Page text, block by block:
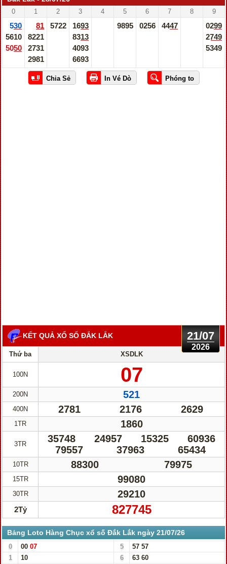
0 1 2 3 4 5 6 7 8 9
530
5610
5050
81
8221
2731
2981
5722
1693
8313
4093
6693
9895 0256 4447
0299
2749
5349
KẾT QUẢ XỔ SỐ ĐẮK LẮK 21/07
2026
Thứ ba XSDLK
100N 07
200N 521
400N 2781 2176 2629
1TR 1860
3TR 35748 24957 15325
60936
79557
37963 65434
10TR 88300 79975
15TR 99080
30TR 29210
2Tỷ 827745
Bảng Loto Hàng Chục xổ số Đắk Lắk ngày 21/07/26
0 00 07 5 57 57
1
10 6 63 60